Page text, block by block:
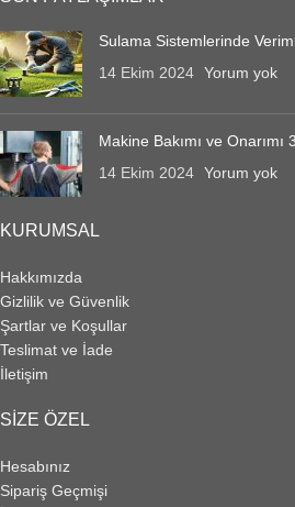
Sulama Sistemlerinde
14 Ekim 2024 Yorum yok
Makine Bakımı ve Onarımı 3
14 Ekim 2024 Yorum yok
KURUMSAL
Hakkımızda
Gizlilik ve Güvenlik
Şartlar ve Koşullar
Teslimat ve İade
İletişim
SIZE ÖZEL
Hesabınız
Sipariş Geçmişi